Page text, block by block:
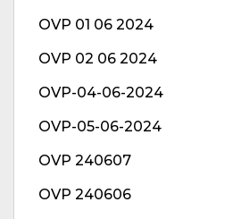
OVP 01 06 2024
OVP 02 06 2024
OVP-04-06-2024
OVP-05-06-2024
OVP 240607
OVP 240606